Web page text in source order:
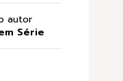
autor
Série